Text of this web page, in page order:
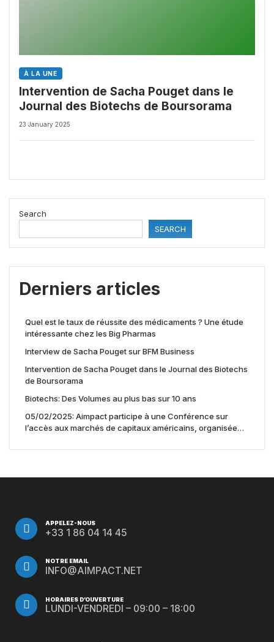
À LA UNE
Intervention de Sacha Pouget dans le
Journal des Biotechs de Boursorama
23 January 2025
Search
SEARCH
Derniers articles
Quel est le taux de réussite des médicaments ? Une étude
intéressante chez les Big Pharmas
Interview de Sacha Pouget sur BFM Business
Intervention de Sacha Pouget dans le Journal des Biotechs
de Boursorama
Biotechs: Des Volumes au plus bas sur 10 ans
05/02/2025: Aimpact participe à une Conférence sur
l’accès aux marchés de capitaux américains, organisée
APPELEZ-NOUS
+33 1 86 04 14 45
NOTRE EMAIL
INFO@AIMPACT.NET
HORAIRES D’OUVERTURE
LUNDI-VENDREDI – 09:00 – 18:00